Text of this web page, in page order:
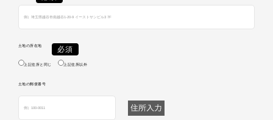
土地の所在地
上記住所と同じ 上記住所以外
土地の郵便番号